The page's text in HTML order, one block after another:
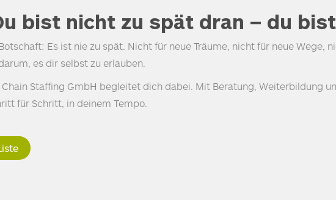
bist nicht zu spät dran – du
Es ist nie zu spät. Nicht für neue Träume, nicht für neue Wege,
es dir selbst zu erlauben.
Chain Staffing GmbH begleitet dich dabei. Mit Beratung, Weiterbildung
für Schritt, in deinem Tempo.